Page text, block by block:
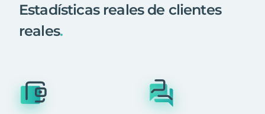
Estadísticas reales de clientes
reales.